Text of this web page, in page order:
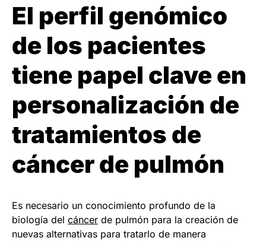
El perfil genómico
de los pacientes
tiene papel clave en
personalización de
tratamientos de
cáncer de pulmón
Es necesario un conocimiento profundo de la
biología del cáncer de pulmón para la creación de
nuevas alternativas para tratarlo de manera